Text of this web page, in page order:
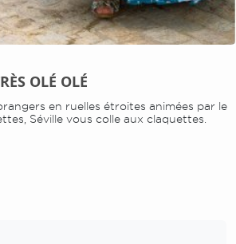
OLÉ OLÉ
en ruelles étroites animées par le
Séville vous colle aux claquettes.